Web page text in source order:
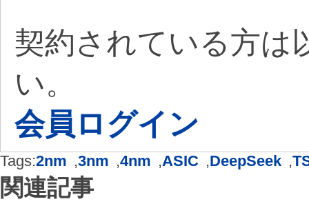
契約されている方は
い。
会員ログイン
Tags:2nm ,3nm ,4nm ,ASIC ,DeepSeek ,
関連記事